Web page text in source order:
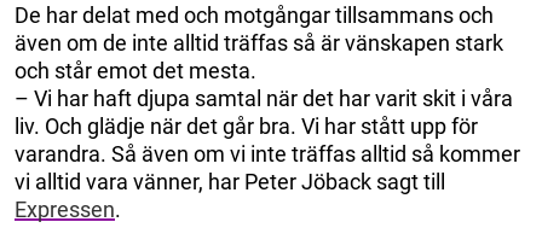
De har delat med och motgångar tillsammans och
även om de inte alltid träffas så är vänskapen stark
och står emot det mesta.
– Vi har haft djupa samtal när det har varit skit i våra
liv. Och glädje när det går bra. Vi har stått upp för
varandra. Så även om vi inte träffas alltid så kommer
vi alltid vara vänner, har Peter Jöback sagt till
Expressen.